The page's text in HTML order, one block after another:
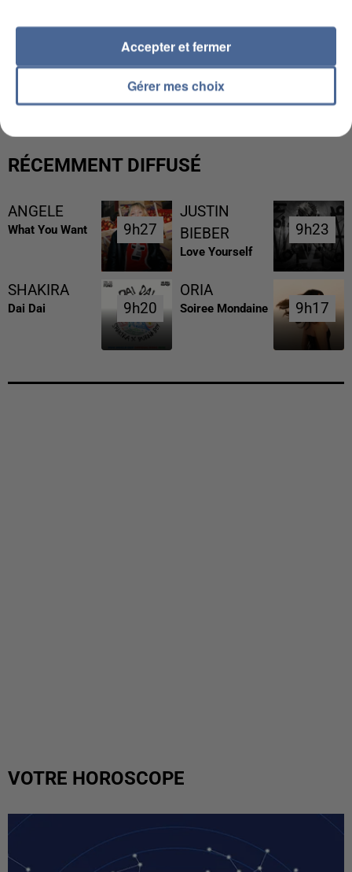
LES DONNÉES DE 300 000 CLIENTS DÉROBÉES À
INTERMARCHÉ APRÈS UNE...
RÉCEMMENT DIFFUSÉ
ANGELE
What You Want 9h27
9h27
JUSTIN
BIEBER
Love Yourself
9h23
9h23
SHAKIRA
Dai Dai 9h20
9h20
ORIA
Soiree Mondaine 9h17
9h17
VOTRE HOROSCOPE
Gérer mes choix
Accepter et fermer